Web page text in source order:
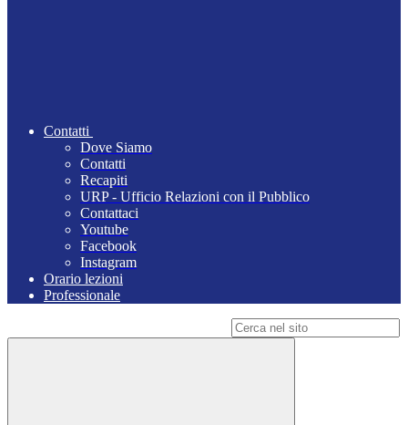
Contatti
Dove Siamo
Contatti
Recapiti
URP - Ufficio Relazioni con il Pubblico
Contattaci
Youtube
Facebook
Instagram
Orario lezioni
Professionale